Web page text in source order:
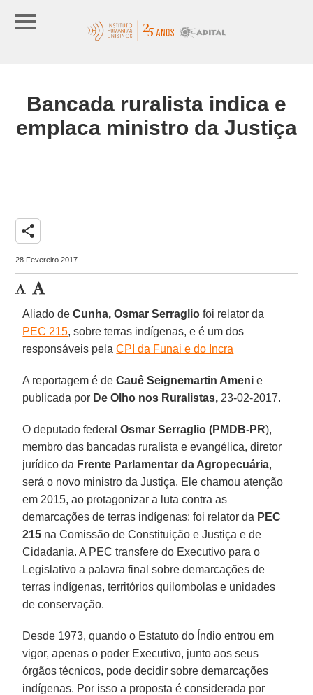
Bancada ruralista indica e
emplaca ministro da Justiça
share
28 Fevereiro 2017
Aliado deCunha, Osmar Serraglio foi relator da
PEC 215, sobre terras indígenas, e é um dos
responsáveis pelaCPI da Funai e do Incra
A reportagem é deCauê Seignemartin Ameni e
publicada por De Olho nos Ruralistas, 23-02-2017.
O deputado federalOsmar Serraglio (PMDB-PR),
membro das bancadas ruralista e evangélica, diretor
jurídico da Frente Parlamentar da Agropecuária,
será o novo ministro da Justiça. Ele chamou atenção
em 2015, ao protagonizar a luta contra as
demarcações de terras indígenas: foi relator da PEC
215 na Comissão de Constituição e Justiça e de
Cidadania. A PEC transfere do Executivo para o
Legislativo a palavra final sobre demarcações de
terras indígenas, territórios quilombolas e unidades
de conservação.
Desde 1973, quando o Estatuto do Índio entrou em
vigor, apenas o poder Executivo, junto aos seus
órgãos técnicos, pode decidir sobre demarcações
indígenas. Por isso a proposta é considerada por